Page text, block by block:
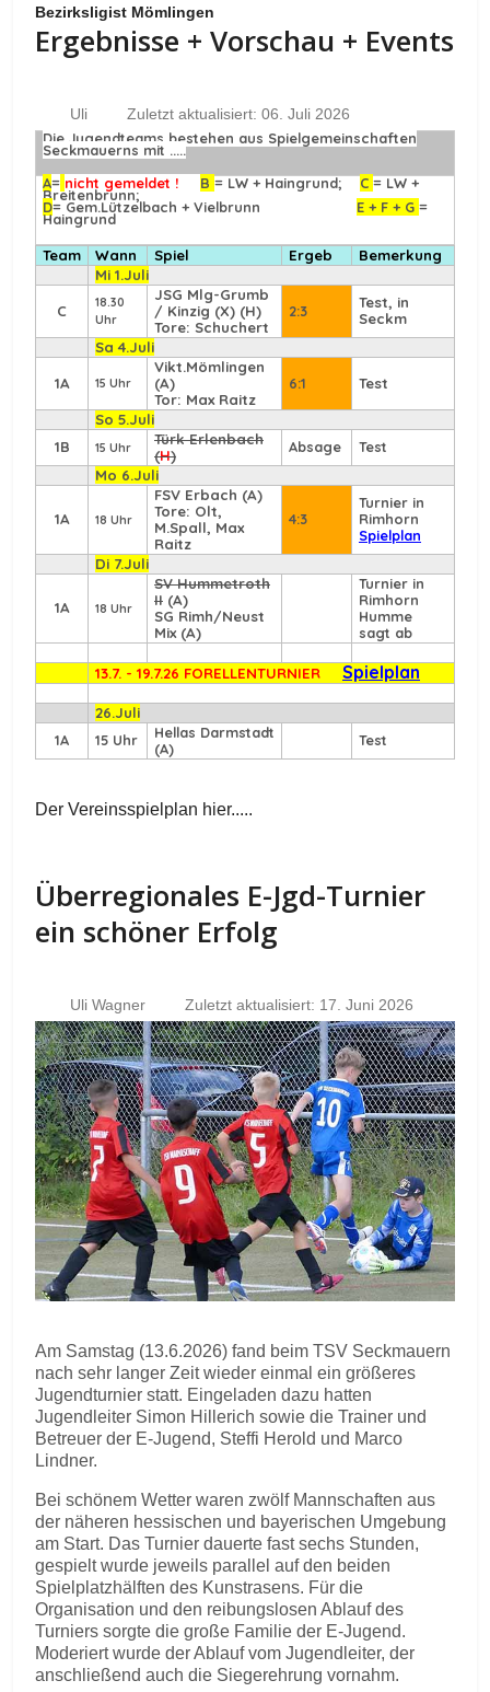
Bezirksligist Mömlingen
Ergebnisse + Vorschau + Events
Uli
Zuletzt aktualisiert: 06. Juli 2026
Die Jugendteams bestehen aus Spielgemeinschaften
Seckmauerns mit .....
A= nicht gemeldet ! B = LW + Haingrund;C = LW +
Breitenbrunn;
D= Gem.Lützelbach + Vielbrunn E + F + G =
Haingrund
Team Wann Spiel Ergeb
Bemerkung
Mi 1.Juli
C
18.30
Uhr
JSG Mlg-Grumb
/ Kinzig (X) (H)
Tore: Schuchert
2:3
Test, in
Seckm
Sa 4.Juli
1A 15 Uhr
Vikt.Mömlingen
(A)
Tor: Max Raitz
6:1 Test
So 5.Juli
1B
15 Uhr
Türk Erlenbach
(H) Absage
Test
Mo 6.Juli
1A 18 Uhr
FSV Erbach (A)
Tore: Olt,
M.Spall, Max
Raitz
4:3
Turnier in
Rimhorn
Spielplan
Di 7.Juli
1A 18 Uhr
SV Hummetroth
II (A)
SG Rimh/Neust
Mix (A)
Turnier in
Rimhorn
Humme
sagt ab
13.7. - 19.7.26 FORELLENTURNIER Spielplan
26.Juli
1A
15 Uhr
Hellas Darmstadt
(A)
Test
Der Vereinsspielplan hier.....
Überregionales E-Jgd-Turnier
ein schöner Erfolg
Uli Wagner Zuletzt aktualisiert: 17. Juni 2026
Am Samstag (13.6.2026) fand beim TSV Seckmauern
nach sehr langer Zeit wieder einmal ein größeres
Jugendturnier statt. Eingeladen dazu hatten
Jugendleiter Simon Hillerich sowie die Trainer und
Betreuer der E-Jugend, Steffi Herold und Marco
Lindner.
Bei schönem Wetter waren zwölf Mannschaften aus
der näheren hessischen und bayerischen Umgebung
am Start. Das Turnier dauerte fast sechs Stunden,
gespielt wurde jeweils parallel auf den beiden
Spielplatzhälften des Kunstrasens. Für die
Organisation und den reibungslosen Ablauf des
Turniers sorgte die große Familie der E-Jugend.
Moderiert wurde der Ablauf vom Jugendleiter, der
anschließend auch die Siegerehrung vornahm.